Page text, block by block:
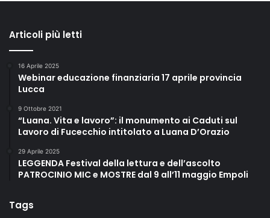
Articoli più letti
16 Aprile 2025
Webinar educazione finanziaria 17 aprile provincia
Lucca
9 Ottobre 2021
“Luana. Vita e lavoro”: il monumento ai Caduti sul
Lavoro di Fucecchio intitolato a Luana D’Orazio
29 Aprile 2025
LEGGENDA Festival della lettura e dell’ascolto
PATROCINIO MIC e MOSTRE dal 9 all’11 maggio Empoli
Tags